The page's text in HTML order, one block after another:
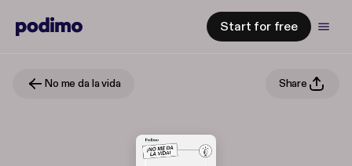
Start for free
No me da la vida Share